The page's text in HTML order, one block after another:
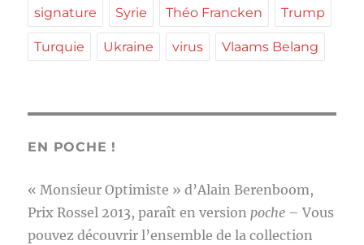
signature Syrie Théo Francken Trump
Turquie Ukraine virus Vlaams Belang
EN POCHE !
« Monsieur Optimiste » d’Alain Berenboom,
Prix Rossel 2013, paraît en version poche – Vous
pouvez découvrir l’ensemble de la collection